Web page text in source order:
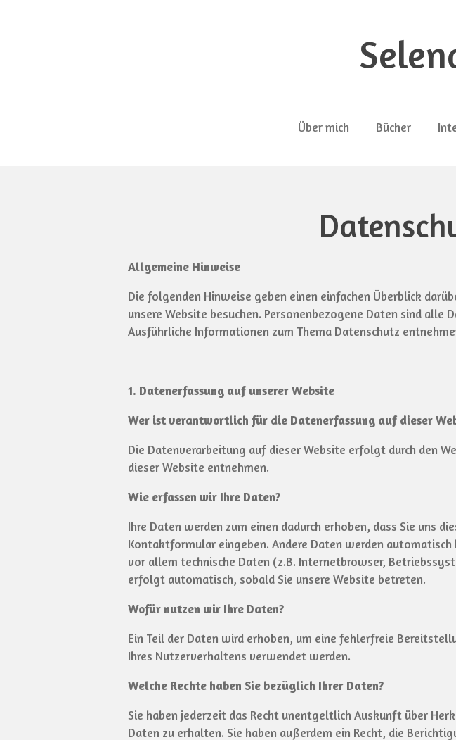
Über mich Bücher
Allgemeine Hinweise
Die folgenden Hinweise geben einen einfachen Überblick
unsere Website besuchen. Personenbezogene Daten sind
Ausführliche Informationen zum Thema Datenschutz
1. Datenerfassung auf unserer Website
Wer ist verantwortlich für die Datenerfassung auf dieser
Die Datenverarbeitung auf dieser Website erfolgt durch den
dieser Website entnehmen.
Wie erfassen wir Ihre Daten?
Ihre Daten werden zum einen dadurch erhoben, dass Sie uns
Kontaktformular eingeben. Andere Daten werden automatisch
vor allem technische Daten (z.B. Internetbrowser,
erfolgt automatisch, sobald Sie unsere Website betreten.
Wofür nutzen wir Ihre Daten?
Ein Teil der Daten wird erhoben, um eine fehlerfreie
Ihres Nutzerverhaltens verwendet werden.
Welche Rechte haben Sie bezüglich Ihrer Daten?
Sie haben jederzeit das Recht unentgeltlich Auskunft über
Daten zu erhalten. Sie haben außerdem ein Recht, die